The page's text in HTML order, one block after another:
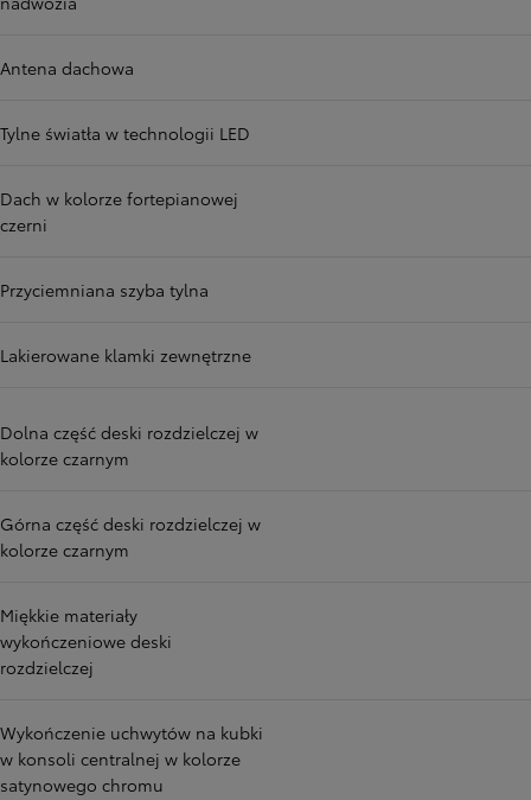
Antena dachowa
Tylne światła w technologii LED
Dach w kolorze fortepianowej
czerni
Przyciemniana szyba tylna
Lakierowane klamki zewnętrzne
Dolna część deski rozdzielczej w
kolorze czarnym
Górna część deski rozdzielczej w
kolorze czarnym
Miękkie materiały
wykończeniowe deski
rozdzielczej
Wykończenie uchwytów na kubki
w konsoli centralnej w kolorze
satynowego chromu